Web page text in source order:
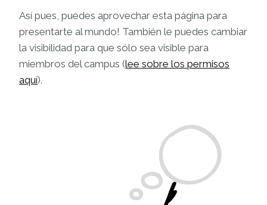
Así pues, puedes aprovechar esta página para
presentarte al mundo! También le puedes cambiar
la visibilidad para que sólo sea visible para
miembros del campus (lee sobre los permisos
aquí).